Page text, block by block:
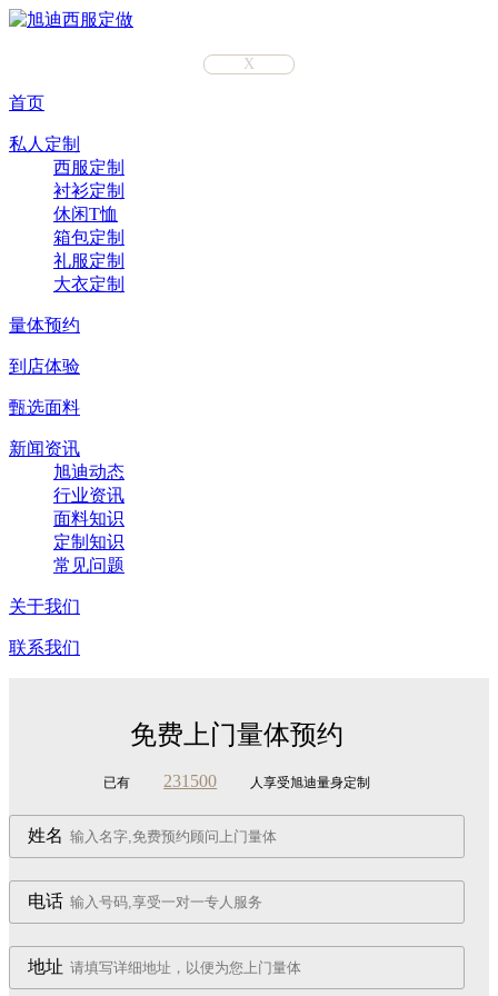
X
首页
私人定制
西服定制
衬衫定制
休闲T恤
箱包定制
礼服定制
大衣定制
量体预约
到店体验
甄选面料
新闻资讯
旭迪动态
行业资讯
面料知识
定制知识
常见问题
关于我们
联系我们
免费上门量体预约
已有 231500 人享受旭迪量身定制
姓名
电话
地址